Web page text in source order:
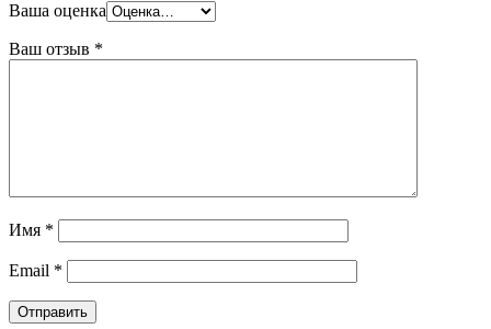
Ваша оценка
Ваш отзыв *
Имя *
Email *